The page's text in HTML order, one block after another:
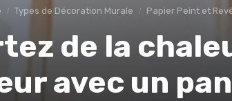
Types de Décoration Murale Papier Peint et
de la
avec un